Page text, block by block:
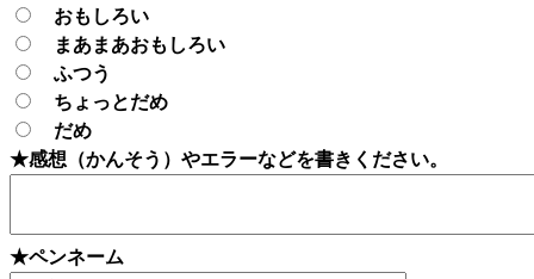
おもしろい
まあまあおもしろい
ふつう
ちょっとだめ
だめ
★感想（かんそう）やエラーなどを書きください。
★ペンネーム